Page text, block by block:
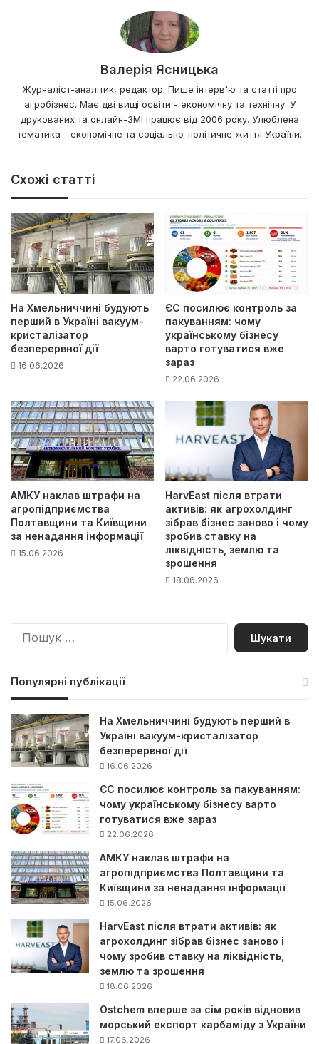
Валерія Ясницька
Журналіст-аналітик, редактор. Пише інтерв'ю та статті про
агробізнес. Має дві вищі освіти - економічну та технічну. У
друкованих та онлайн-ЗМІ працює від 2006 року. Улюблена
тематика - економічне та соціально-політичне життя України.
Схожі статті
На Хмельниччині будують
перший в Україні вакуум-
кристалізатор
безперервної дії
16.06.2026
ЄС посилює контроль за
пакуванням: чому
українському бізнесу
варто готуватися вже
зараз
22.06.2026
АМКУ наклав штрафи на
агропідприємства
Полтавщини та Київщини
за ненадання інформації
15.06.2026
HarvEast після втрати
активів: як агрохолдинг
зібрав бізнес заново і чому
зробив ставку на
ліквідність, землю та
зрошення
18.06.2026
П
Популярні публікації
На Хмельниччині будують перший в
Україні вакуум-кристалізатор
безперервної дії
16.06.2026
ЄС посилює контроль за пакуванням:
чому українському бізнесу варто
готуватися вже зараз
22.06.2026
АМКУ наклав штрафи на
агропідприємства Полтавщини та
Київщини за ненадання інформації
15.06.2026
HarvEast після втрати активів: як
агрохолдинг зібрав бізнес заново і
чому зробив ставку на ліквідність,
землю та зрошення
18.06.2026
Ostchem вперше за сім років відновив
морський експорт карбаміду з України
17.06.2026